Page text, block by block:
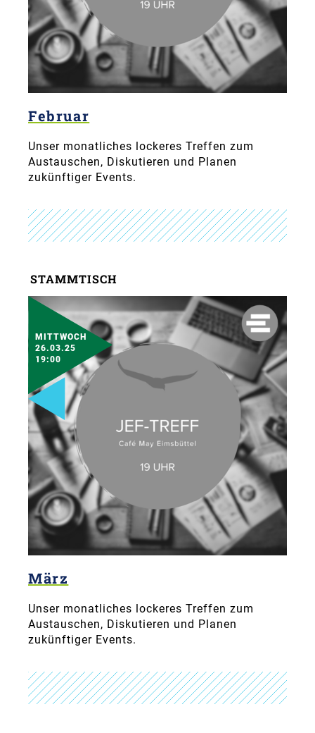
Februar
Unser monatliches lockeres Treffen zum
Austauschen, Diskutieren und Planen
zukünftiger Events.
STAMMTISCH
MITTWOCH
26.03.25
19:00
März
Unser monatliches lockeres Treffen zum
Austauschen, Diskutieren und Planen
zukünftiger Events.